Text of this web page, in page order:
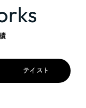
テイスト